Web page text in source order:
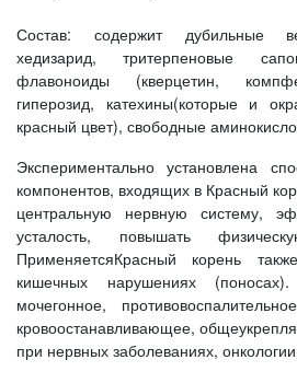
Состав: содержит дубильные
хедизарид, тритерпеновые
флавоноиды (кверцетин,
гиперозид, катехины(которые и
красный цвет), свободные
Экспериментально установлена
компонентов, входящих в Красный
центральную нервную систему,
усталость, повышать
ПрименяетсяКрасный корень
кишечных нарушениях
мочегонное,
кровоостанавливающее,
при нервных заболеваниях,